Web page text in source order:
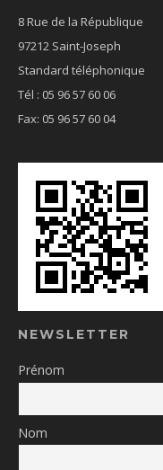
8 Rue de la République
97212 Saint-Joseph
Standard téléphonique
Tél : 05 96 57 60 06
Fax: 05 96 57 60 04
NEWSLETTER
Prénom
Nom